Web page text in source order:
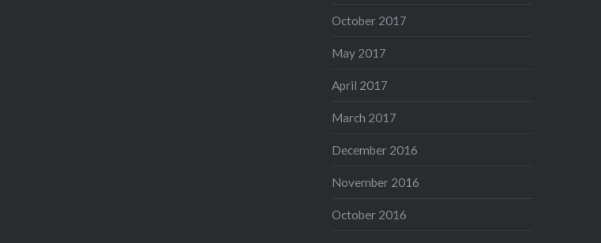
October 2017
May 2017
April 2017
March 2017
December 2016
November 2016
October 2016